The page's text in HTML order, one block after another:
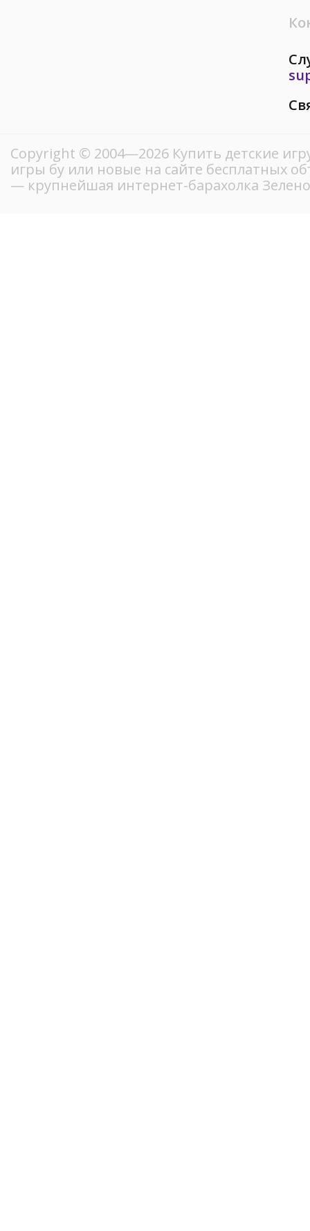
Copyright © 2004—2026 Купить детские
игры бу или новые на сайте бесплатных
— крупнейшая интернет-барахолка